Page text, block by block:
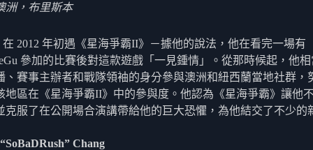
洲，布里斯本
在 2012 年初遇《星海爭霸II》－據他的說法，他在看完一場有
參加的比賽後對這款遊戲「一見鍾情」。從那時候起，他
、賽事主辦者和戰隊領袖的身分參與澳洲和紐西蘭當地社群，
地區在《星海爭霸II》中的參與度。他認為《星海爭霸》讓他
克服了在公開場合演講帶給他的巨大恐懼，為他結交了不少的
Chang